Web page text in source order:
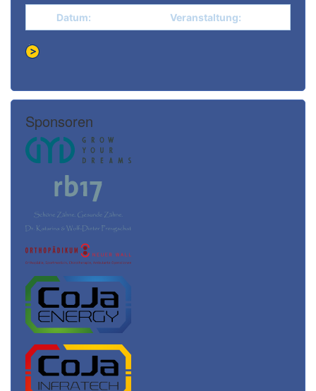
Datum: Veranstaltung:
Sponsoren